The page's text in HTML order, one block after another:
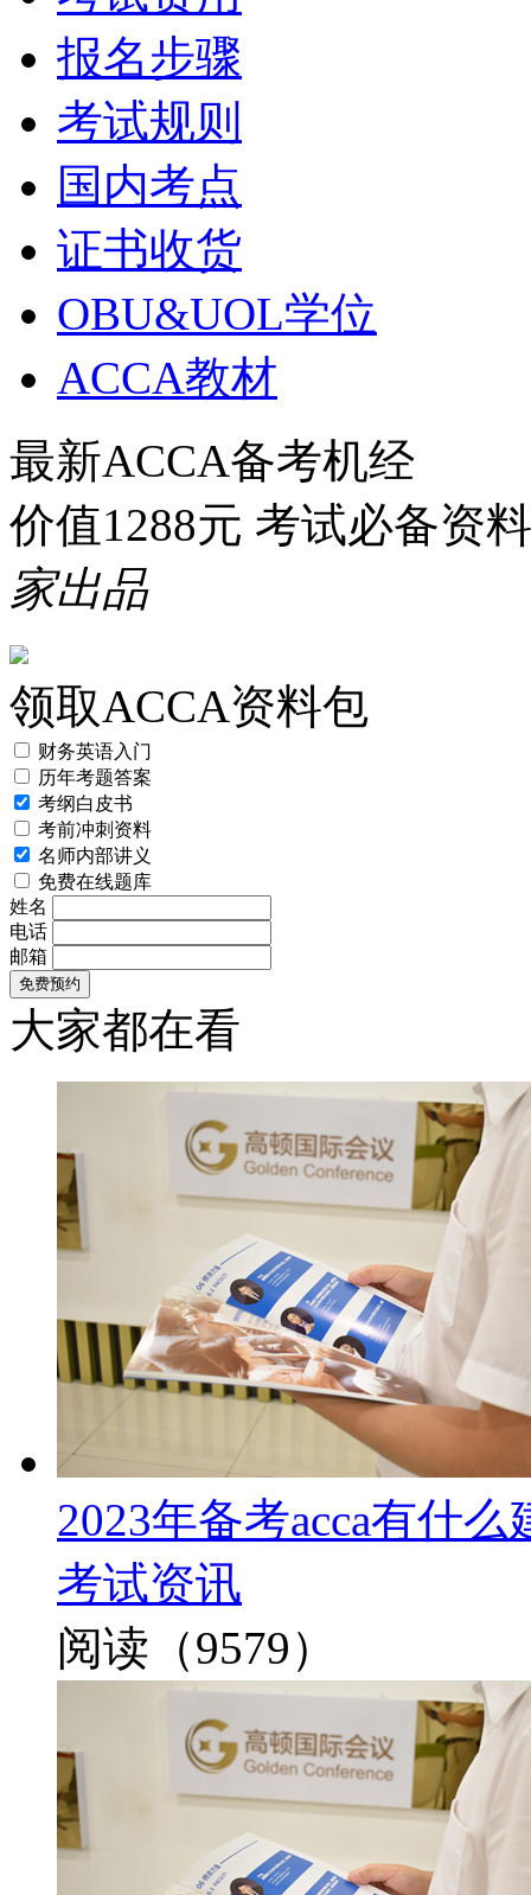
报名步骤
考试规则
国内考点
证书收货
OBU&UOL学位
ACCA教材
最新ACCA备考机经
价值1288元 考试必备资料
家出品
领取ACCA资料包
财务英语入门
历年考题答案
考纲白皮书
考前冲刺资料
名师内部讲义
免费在线题库
姓名
电话
邮箱
大家都在看
2023年备考acca有什
考试资讯
阅读（9579）